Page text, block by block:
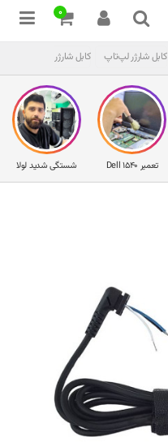
0
کابل شارژر لپ‌تاپ
کابل شارژر
شستگی شدید لولا تعمیر Dell 1540